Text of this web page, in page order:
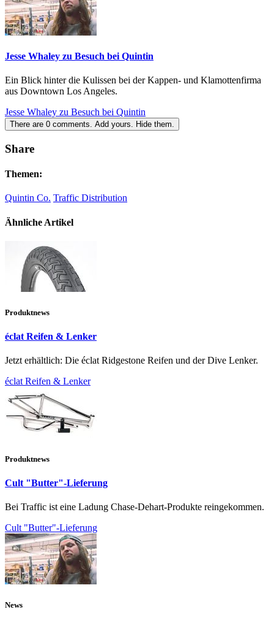
Jesse Whaley zu Besuch bei Quintin
Ein Blick hinter die Kulissen bei der Kappen- und Klamottenfirma
aus Downtown Los Angeles.
Jesse Whaley zu Besuch bei Quintin
There are 0 comments. Add yours. Hide them.
Share
Themen:
Quintin Co. Traffic Distribution
Ähnliche Artikel
Produktnews
éclat Reifen & Lenker
Jetzt erhältlich: Die éclat Ridgestone Reifen und der Dive Lenker.
éclat Reifen & Lenker
Produktnews
Cult "Butter"-Lieferung
Bei Traffic ist eine Ladung Chase-Dehart-Produkte reingekommen.
Cult "Butter"-Lieferung
News